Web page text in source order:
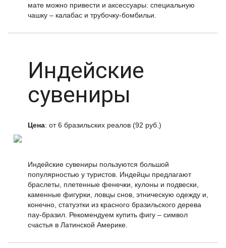
мате можно привести и аксессуары: специальную
чашку – калабас и трубочку-бомбильи.
Индейские
сувениры
Цена: от 6 бразильских реалов (92 руб.)
Индейские сувениры пользуются большой
популярностью у туристов. Индейцы предлагают
браслеты, плетенные фенечки, кулоны и подвески,
каменные фигурки, ловцы снов, этническую одежду и,
конечно, статуэтки из красного бразильского дерева
пау-бразил. Рекомендуем купить фигу – символ
счастья в Латинской Америке.